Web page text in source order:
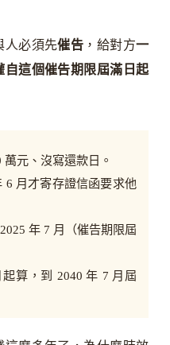
人必須先催告 ，給對方一
自這個催告期限屆滿日起
萬元、沒寫還款日。
6 月才寄存證信函要求他
年 7 月（催告期限屆
算，到 2040 年 7 月屆